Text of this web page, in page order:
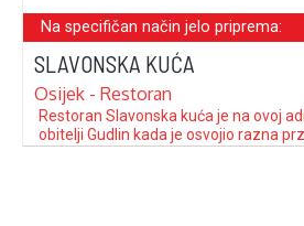
Na specifičan način jelo priprema:
SLAVONSKA KUĆA
Osijek - Restoran
Restoran Slavonska kuća je na ovoj
obitelji Gudlin kada je osvojio razna